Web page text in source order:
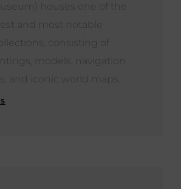
houses one of the
and most notable
consisting of
models, navigation
and iconic world maps.